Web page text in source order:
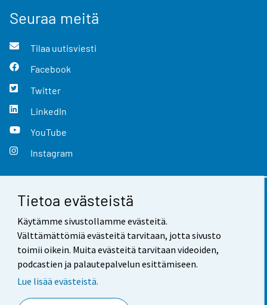
Tietoa evästeistä
Käytämme sivustollamme evästeitä.
Välttämättömiä evästeitä tarvitaan, jotta sivusto
toimii oikein. Muita evästeitä tarvitaan videoiden,
podcastien ja palautepalvelun esittämiseen.
Lue lisää evästeistä.
Seuraa meitä
Tilaa uutisviesti
Facebook
Twitter
LinkedIn
YouTube
Instagram
Yhteystiedot
Palaute
Käyttöehdot
Saavutettavuus